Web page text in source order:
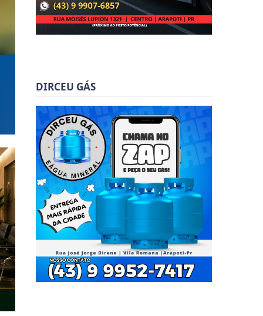
DIRCEU GÁS